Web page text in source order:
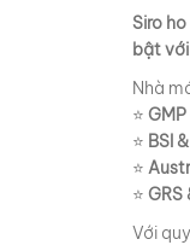
Siro
bật
Nhà
⭐️
⭐️ BSI
⭐️
⭐️ GRS
Với